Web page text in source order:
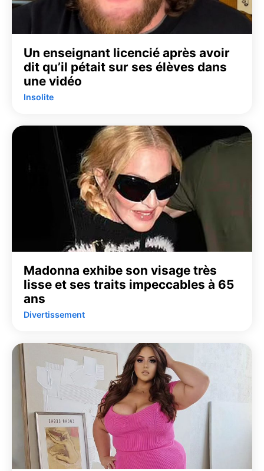
Un enseignant licencié après avoir
dit qu’il pétait sur ses élèves dans
une vidéo
Insolite
Madonna exhibe son visage très
lisse et ses traits impeccables à 65
ans
Divertissement